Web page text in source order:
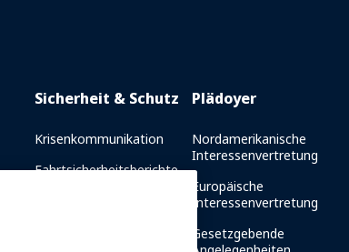
Sicherheit & Schutz
Krisenkommunikation
Fahrtsicherheitsberichte
Plädoyer
Nordamerikanische
Interessenvertretung
Europäische
Interessenvertretung
Gesetzgebende